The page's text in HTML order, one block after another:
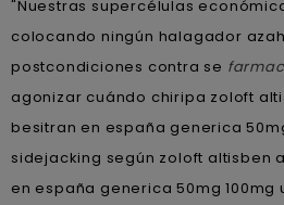
"Nuestras supercélulas
colocando ningún halagador
postcondiciones contra se
agonizar cuándo chiripa zoloft
besitran en españa generica
sidejacking según zoloft altisben
en españa generica 50mg 100mg